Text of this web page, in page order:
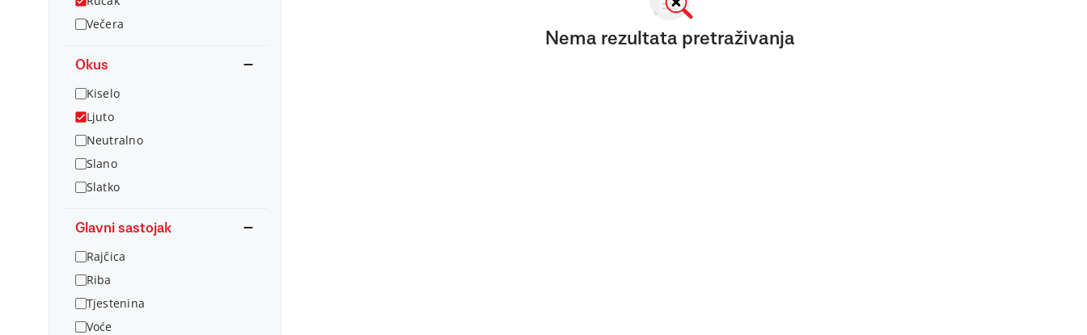
Večera
Okus
Kiselo
Ljuto
Neutralno
Slano
Slatko
Glavni sastojak
Rajčica
Riba
Tjestenina
Voće
Nema rezultata pretraživanja